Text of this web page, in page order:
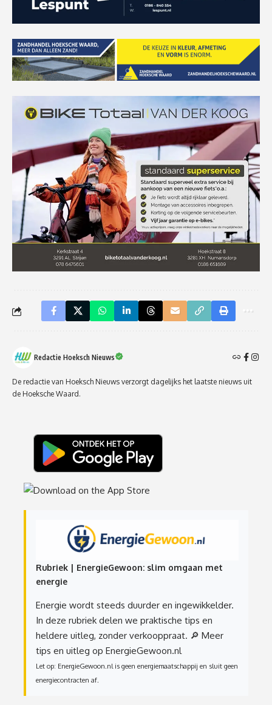
Redactie Hoeksch Nieuws
De redactie van Hoeksch Nieuws verzorgt dagelijks het laatste nieuws uit
de Hoeksche Waard.
Rubriek | EnergieGewoon: slim omgaan met
energie
Energie wordt steeds duurder en ingewikkelder.
In deze rubriek delen we praktische tips en
heldere uitleg, zonder verkooppraat. 🔎 Meer
tips en uitleg op EnergieGewoon.nl
Let op: EnergieGewoon.nl is geen energiemaatschappij en sluit geen
energiecontracten af.